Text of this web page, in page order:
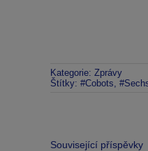
Kategorie: Zprávy
Štítky: #Cobots,
Související příspěvky